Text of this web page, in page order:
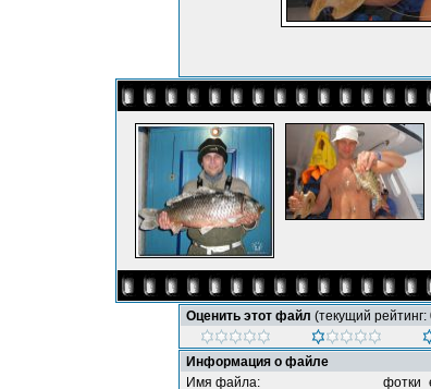
Оценить этот файл (текущий рейтинг:
Информация о файле
Имя файла: